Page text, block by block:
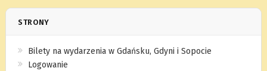
STRONY
Bilety na wydarzenia w Gdańsku, Gdyni i Sopocie
Logowanie